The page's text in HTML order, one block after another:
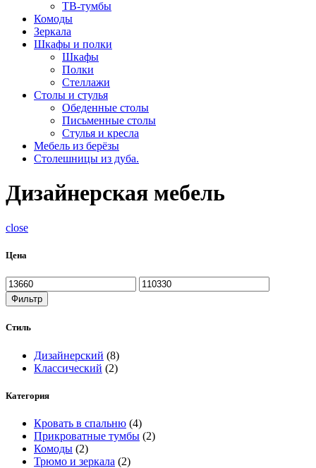
ТВ-тумбы
Комоды
Зеркала
Шкафы и полки
Шкафы
Полки
Стеллажи
Столы и стулья
Обеденные столы
Письменные столы
Стулья и кресла
Мебель из берёзы
Столешницы из дуба.
Дизайнерская мебель
close
Цена
Фильтр
Стиль
Дизайнерский (8)
Классический (2)
Категория
Кровать в спальню (4)
Прикроватные тумбы (2)
Комоды (2)
Трюмо и зеркала (2)